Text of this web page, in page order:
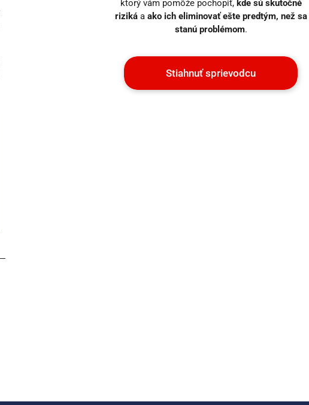
ktorý vám pomôže pochopiť, kde sú skutočné
rizikáa ako ich eliminovať ešte predtým, než sa
stanú problémom.
Stiahnuť sprievodcu